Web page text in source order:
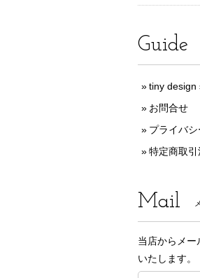
Guide
tiny design
お問合せ
プライバ
特定商取
Mail
当店からメー
いたします。